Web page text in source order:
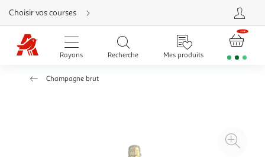
Aller
directement
au
contenu
Aller
directement
Aller
Choisir vos courses
Rayons Recherche Mes produits
Champagne brut